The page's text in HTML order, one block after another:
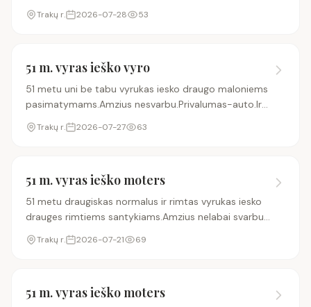
santykiams.Amzius nesvarbu.Geriau butu
vairuojantis.Pasyvus nedomina.Svarbiausia kad butu
Trakų r. 2026-07-28 53
51 m. vyras ieško vyro
51 metu uni be tabu vyrukas iesko draugo maloniems
pasimatymams.Amzius nesvarbu.Privalumas-auto.Ir
arciau Traku.Pasyvus nedomina.Tiktai sms.
Trakų r. 2026-07-27 63
51 m. vyras ieško moters
51 metu draugiskas normalus ir rimtas vyrukas iesko
drauges rimtiems santykiams.Amzius nelabai svarbus
geriau butu vyresne uz mane.Svarbiausia kad
rastume bendra kalba tatpusavyje ir kad suprastume
Trakų r. 2026-07-21 69
51 m. vyras ieško moters